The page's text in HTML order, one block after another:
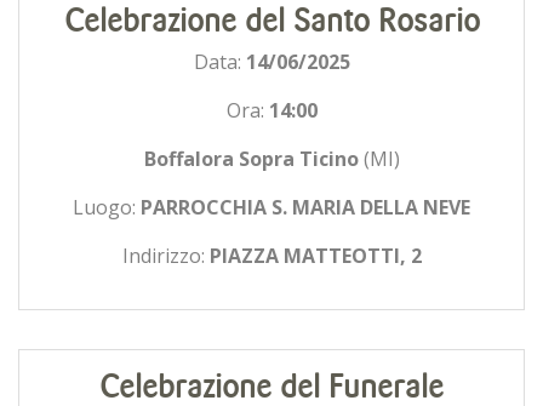
Celebrazione del Santo Rosario
Data: 14/06/2025
Ora: 14:00
Boffalora Sopra Ticino(MI)
Luogo: PARROCCHIA S. MARIA DELLA NEVE
Indirizzo: PIAZZA MATTEOTTI, 2
Celebrazione del Funerale